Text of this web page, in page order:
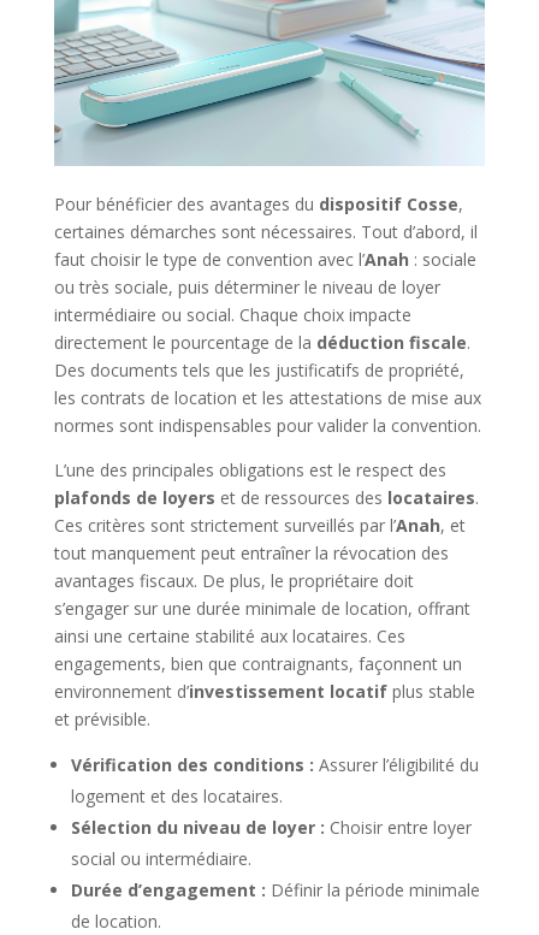
Pour bénéficier des avantages du dispositif Cosse,
certaines démarches sont nécessaires. Tout d’abord, il
faut choisir le type de convention avec l’Anah : sociale
ou très sociale, puis déterminer le niveau de loyer
intermédiaire ou social. Chaque choix impacte
directement le pourcentage de la déduction fiscale.
Des documents tels que les justificatifs de propriété,
les contrats de location et les attestations de mise aux
normes sont indispensables pour valider la convention.
L’une des principales obligations est le respect des
plafonds de loyers et de ressources des locataires.
Ces critères sont strictement surveillés par l’Anah, et
tout manquement peut entraîner la révocation des
avantages fiscaux. De plus, le propriétaire doit
s’engager sur une durée minimale de location, offrant
ainsi une certaine stabilité aux locataires. Ces
engagements, bien que contraignants, façonnent un
environnement d’investissement locatifplus stable
et prévisible.
Vérification des conditions : Assurer l’éligibilité du
logement et des locataires.
Sélection du niveau de loyer : Choisir entre loyer
social ou intermédiaire.
Durée d’engagement : Définir la période minimale
de location.